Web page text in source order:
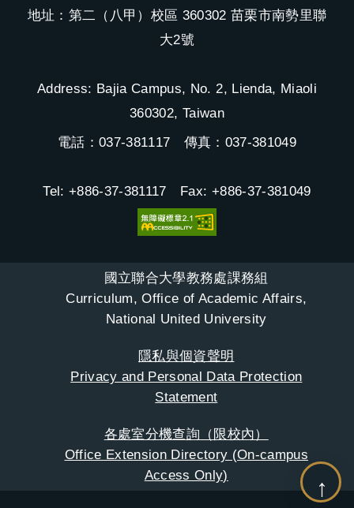
地址：第二（八甲）校區 360302 苗栗市南勢里聯
大2號
Address: Bajia Campus, No. 2, Lienda, Miaoli
360302, Taiwan
電話：037-381117 傳真：037-381049
Tel: +886-37-381117 Fax: +886-37-381049
國立聯合大學教務處課務組
Curriculum, Office of Academic Affairs,
National United University
隱私與個資聲明
Privacy and Personal Data Protection
Statement
各處室分機查詢（限校內）
Office Extension Directory (On-campus
Access Only)